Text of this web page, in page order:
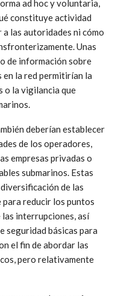
compartidos de
incidentes y respuesta
detectadas internamente
constituye actividad
las autoridades ni cómo
Unas
de información sobre
la red permitirían la
o la vigilancia que
deberían establecer
de los operadores,
empresas privadas o